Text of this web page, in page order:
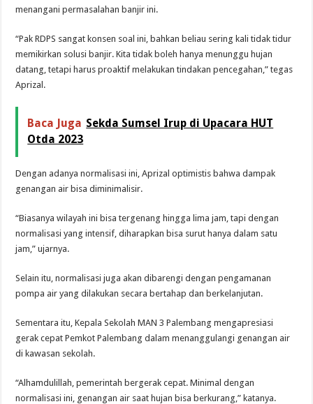
menangani permasalahan banjir ini.
“Pak RDPS sangat konsen soal ini, bahkan beliau sering kali tidak tidur
memikirkan solusi banjir. Kita tidak boleh hanya menunggu hujan
datang, tetapi harus proaktif melakukan tindakan pencegahan,” tegas
Aprizal.
Baca Juga Sekda Sumsel Irup di Upacara HUT
Otda 2023
Dengan adanya normalisasi ini, Aprizal optimistis bahwa dampak
genangan air bisa diminimalisir.
“Biasanya wilayah ini bisa tergenang hingga lima jam, tapi dengan
normalisasi yang intensif, diharapkan bisa surut hanya dalam satu
jam,” ujarnya.
Selain itu, normalisasi juga akan dibarengi dengan pengamanan
pompa air yang dilakukan secara bertahap dan berkelanjutan.
Sementara itu, Kepala Sekolah MAN 3 Palembang mengapresiasi
gerak cepat Pemkot Palembang dalam menanggulangi genangan air
di kawasan sekolah.
“Alhamdulillah, pemerintah bergerak cepat. Minimal dengan
normalisasi ini, genangan air saat hujan bisa berkurang,” katanya.